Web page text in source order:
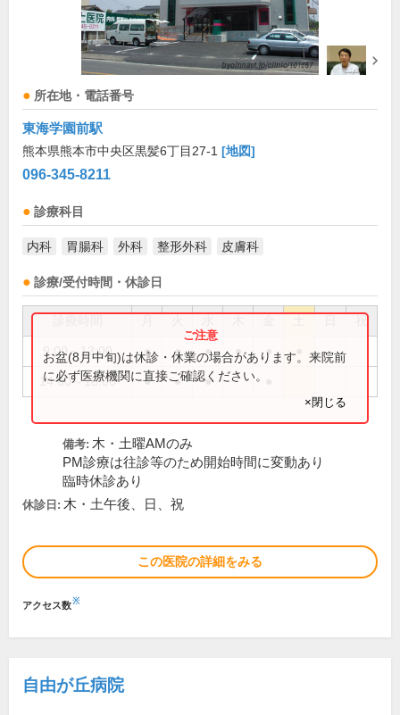
所在地・電話番号
東海学園前駅
熊本県熊本市中央区黒髪6丁目27-1 [地図]
096-345-8211
診療科目
内科 胃腸科 外科 整形外科 皮膚科
診療/受付時間・休診日
祝
9:00～13:00 ● ● ● ● ●
14:00～18:00 ● ● ●
お盆(8月中旬)は休診・休業の場合があります。来院前
に必ず医療機関に直接ご確認ください。
×閉じる
備考: 木・土曜AMのみ
PM診療は往診等のため開始時間に変動あり
臨時休診あり
休診日: 木・土午後、日、祝
この医院の詳細をみる
アクセス数※
自由が丘病院